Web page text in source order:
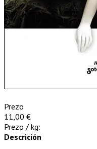
Prezo
11,00 €
Prezo / kg:
Descrición